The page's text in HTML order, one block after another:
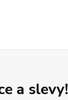
a slevy!